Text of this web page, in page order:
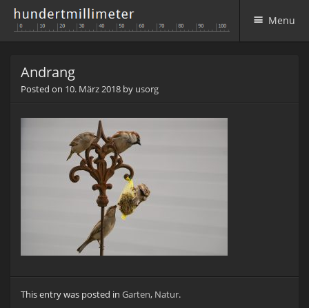
Menu
Andrang
Posted on 10. März 2018 by usorg
This entry was posted in Garten, Natur.